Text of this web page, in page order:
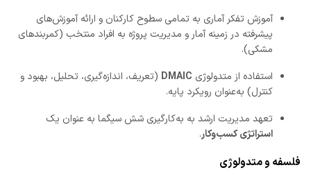
آموزش تفکر آماری به تمامی سطوح کارکنان و ارائه آموزش‌های
پیشرفته در زمینه آمار و مدیریت پروژه به افراد منتخب (کمربندهای
مشکی).
استفاده از متدولوژی DMAIC (تعریف، اندازه‌گیری، تحلیل، بهبود و
کنترل) به‌عنوان رویکرد پایه.
تعهد مدیریت ارشد به به‌کارگیری شش سیگما به عنوان یک
استراتژی کسب‌وکار.
فلسفه و متدولوژی